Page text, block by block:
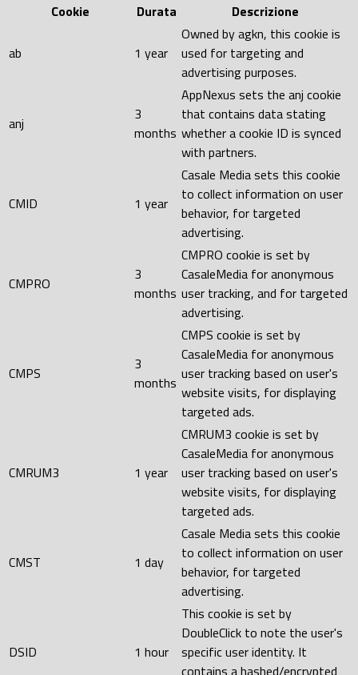
Cookie
Durata Descrizione
ab 1 year
Owned by agkn, this cookie is
used for targeting and
advertising purposes.
anj
3
months
AppNexus sets the anj cookie
that contains data stating
whether a cookie ID is synced
with partners.
CMID 1 year
Casale Media sets this cookie
to collect information on user
behavior, for targeted
advertising.
CMPRO
3
months
CMPRO cookie is set by
CasaleMedia for anonymous
user tracking, and for targeted
advertising.
CMPS
3
months
CMPS cookie is set by
CasaleMedia for anonymous
user tracking based on user's
website visits, for displaying
targeted ads.
CMRUM3 1 year
CMRUM3 cookie is set by
CasaleMedia for anonymous
user tracking based on user's
website visits, for displaying
targeted ads.
CMST 1 day
Casale Media sets this cookie
to collect information on user
behavior, for targeted
advertising.
DSID 1 hour
This cookie is set by
DoubleClick to note the user's
specific user identity. It
contains a hashed/encrypted